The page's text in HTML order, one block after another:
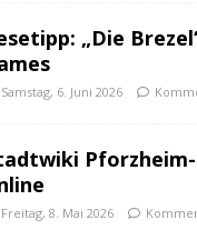
„Die
Samstag, 6. Juni 2026
Freitag, 8. Mai 2026